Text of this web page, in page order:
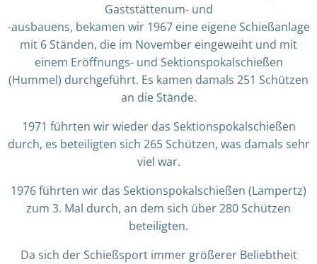
Gaststättenum- und
-ausbauens, bekamen wir 1967 eine eigene Schießanlage
mit 6 Ständen, die im November eingeweiht und mit
einem Eröffnungs- und Sektionspokalschießen
(Hummel) durchgeführt. Es kamen damals 251 Schützen
an die Stände.
1971 führten wir wieder das Sektionspokalschießen
durch, es beteiligten sich 265 Schützen, was damals sehr
viel war.
1976 führten wir das Sektionspokalschießen (Lampertz)
zum 3. Mal durch, an dem sich über 280 Schützen
beteiligten.
Da sich der Schießsport immer größerer Beliebtheit